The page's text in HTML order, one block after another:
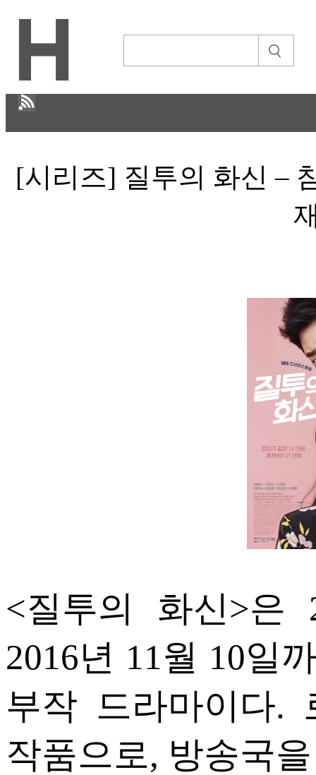
문화
[시리즈] 질투의 화신 –
<질투의 화신>은
2016년 11월 10일
부작 드라마이다.
작품으로, 방송국